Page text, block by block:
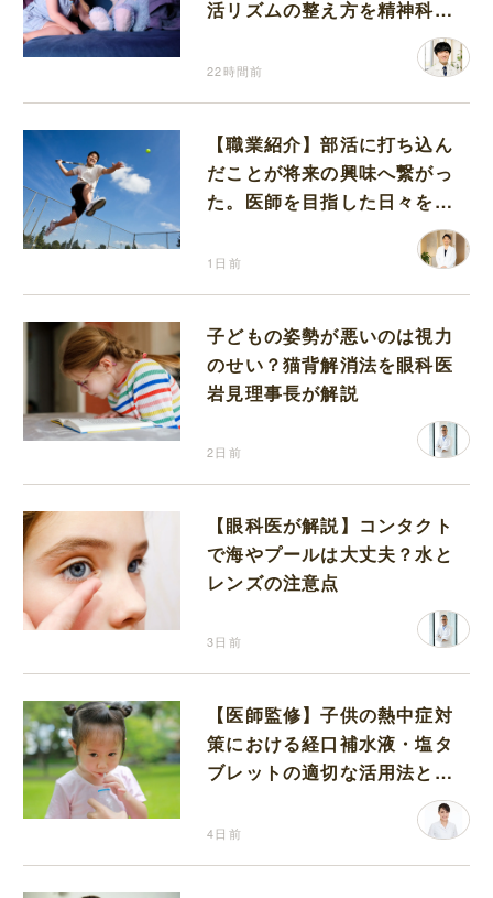
活リズムの整え方を精神科医
22時間前
【職業紹介】部活に打ち込ん
だことが将来の興味へ繋がっ
た。医師を目指した日々を振
1日前
子どもの姿勢が悪いのは視力
のせい？猫背解消法を眼科医
岩見理事長が解説
2日前
【眼科医が解説】コンタクト
で海やプールは大丈夫？水と
レンズの注意点
3日前
【医師監修】子供の熱中症対
策における経口補水液・塩タ
ブレットの適切な活用法と水
4日前